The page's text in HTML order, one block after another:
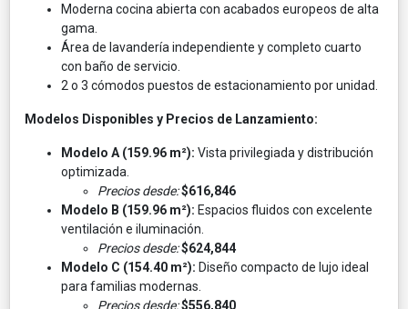
Moderna cocina abierta con acabados europeos de alta
gama.
Área de lavandería independiente y completo cuarto
con baño de servicio.
2 o 3 cómodos puestos de estacionamiento por unidad.
Modelos Disponibles y Precios de Lanzamiento:
Modelo A (159.96 m²): Vista privilegiada y distribución
optimizada.
Precios desde:$616,846
Modelo B (159.96 m²): Espacios fluidos con excelente
ventilación e iluminación.
Precios desde:$624,844
Modelo C (154.40 m²): Diseño compacto de lujo ideal
para familias modernas.
Precios desde:$556,840